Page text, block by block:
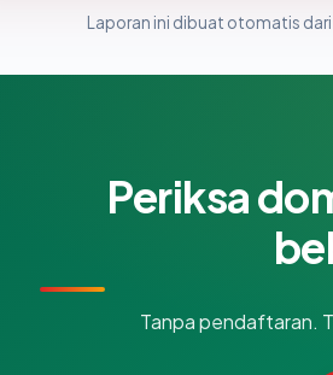
Laporan ini dibuat otomatis dari
Periksa
Tanpa pendaftaran.